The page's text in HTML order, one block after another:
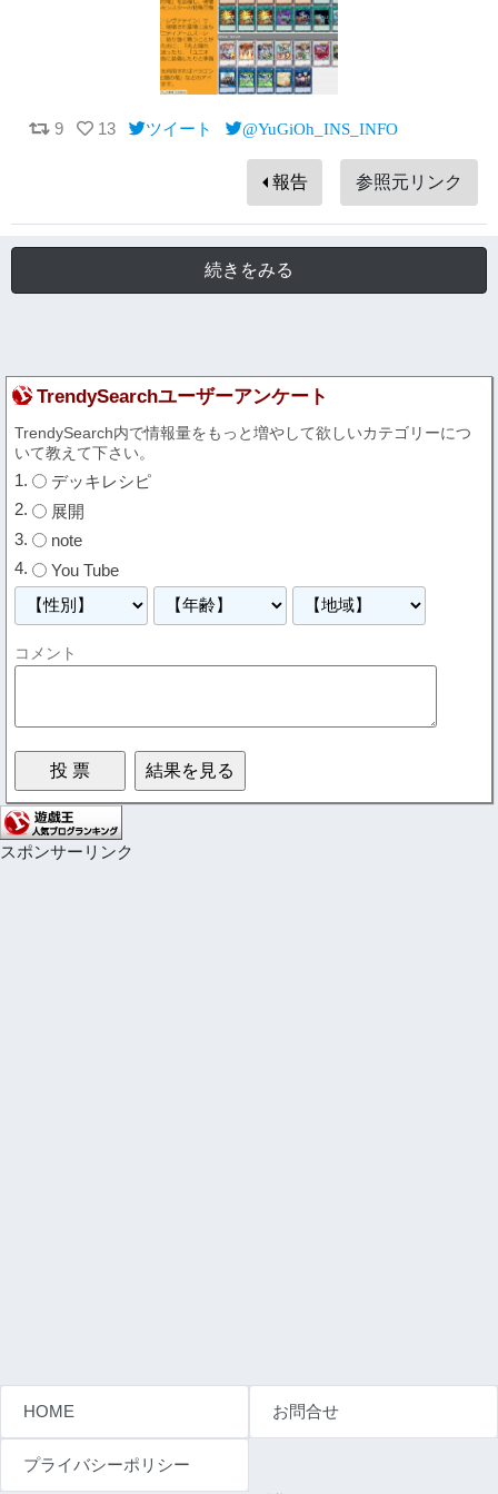
TrendySearchユーザーアンケート
TrendySearch内で情報量をもっと増やして欲しいカテゴリーにつ
いて教えて下さい。
デッキレシピ
展開
note
You Tube
コメント
スポンサーリンク
9 13 ツイート @YuGiOh_INS_INFO
報告 参照元リンク
続きをみる
HOME お問合せ
プライバシーポリシー